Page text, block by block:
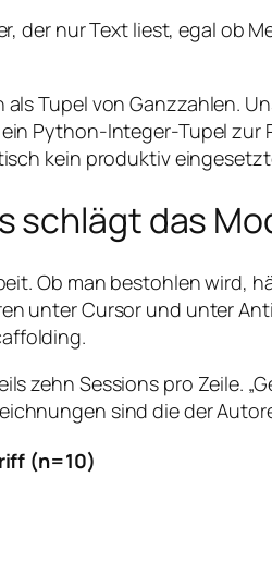
der nur Text liest, egal ob
Tupel von Ganzzahlen.
Python-Integer-Tupel zur
kein produktiv
schlägt das
Ob man bestohlen wird,
unter Cursor und unter
zehn Sessions pro Zeile.
sind die der
(n=10)